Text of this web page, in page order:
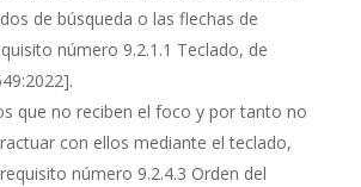
de búsqueda o las flechas de
número 9.2.1.1 Teclado, de
que no reciben el foco y por tanto no
con ellos mediante el teclado,
número 9.2.4.3 Orden del